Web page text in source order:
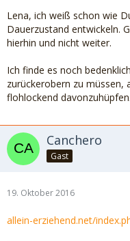
Lena, ich weiß schon wie
Dauerzustand entwickeln.
hierhin und nicht weiter.
Ich finde es noch
zurückerobern zu müssen,
flohlockend davonzuhüpfen.
Canchero
Gast
19. Oktober 2016
allein-erziehend.net/